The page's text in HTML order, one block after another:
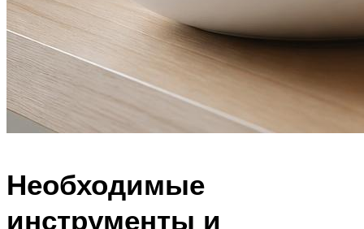
Необходимые
инструменты и